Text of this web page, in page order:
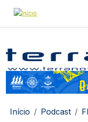
Passar para o
Início Podcast